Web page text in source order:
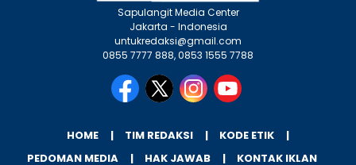
Sapulangit Media Center
Jakarta - Indonesia
untukredaksi@gmail.com
0855 7777 888, 0853 1555 7788
HOME TIM REDAKSI
KODE ETIK
PEDOMAN MEDIA
HAK JAWAB KONTAK IKLAN